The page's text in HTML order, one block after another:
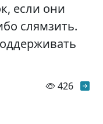
если они
слямзить.
426